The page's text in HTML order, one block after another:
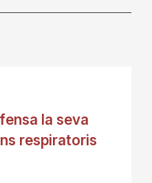
la seva
respiratoris